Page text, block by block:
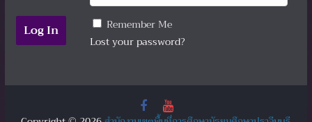
Remember Me
Lost your password?